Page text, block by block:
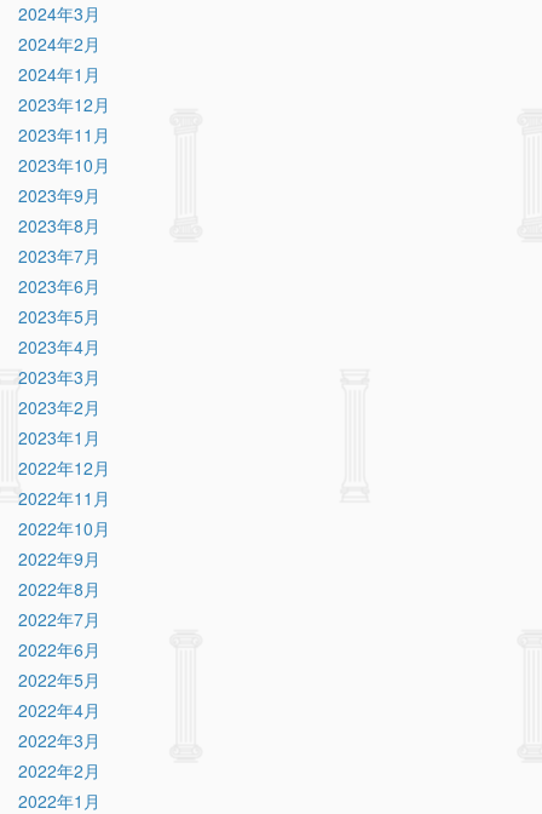
2024年3月
2024年2月
2024年1月
2023年12月
2023年11月
2023年10月
2023年9月
2023年8月
2023年7月
2023年6月
2023年5月
2023年4月
2023年3月
2023年2月
2023年1月
2022年12月
2022年11月
2022年10月
2022年9月
2022年8月
2022年7月
2022年6月
2022年5月
2022年4月
2022年3月
2022年2月
2022年1月